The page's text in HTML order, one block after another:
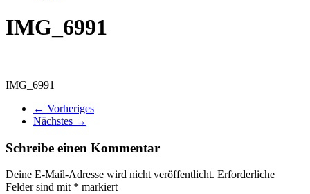
IMG_6991
IMG_6991
← Vorheriges
Nächstes →
Schreibe einen Kommentar
Deine E-Mail-Adresse wird nicht veröffentlicht. Erforderliche
Felder sind mit * markiert